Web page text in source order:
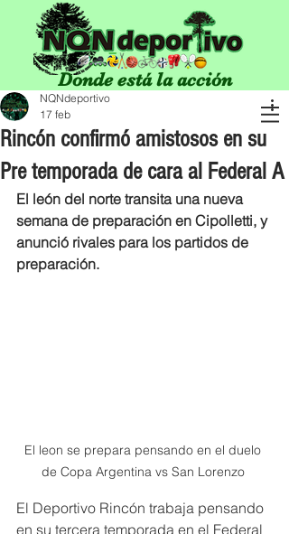
Donde está la acción
Rincón confirmó amistosos en su
Pre temporada de cara al Federal A
NQNdeportivo
17 feb
El león del norte transita una nueva
semana de preparación en Cipolletti, y
anunció rivales para los partidos de
preparación.
El leon se prepara pensando en el duelo
de Copa Argentina vs San Lorenzo
El Deportivo Rincón trabaja pensando
en su tercera temporada en el Federal